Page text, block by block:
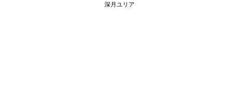
深月ユリア